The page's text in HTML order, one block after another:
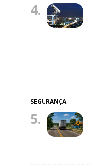
4.
SEGURANÇA
5.